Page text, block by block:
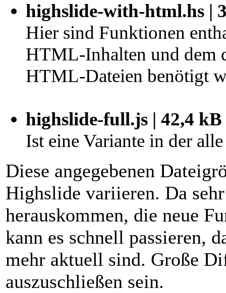
highslide-with-html.hs |
Hier sind Funktionen
HTML-Inhalten und dem
HTML-Dateien benötigt
highslide-full.js | 42,4 kB
Ist eine Variante in der
Diese angegebenen
Highslide variieren. Da
herauskommen, die neue
kann es schnell passieren,
mehr aktuell sind. Große
auszuschließen sein.